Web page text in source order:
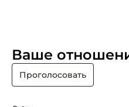
Ваше
Проголосовать